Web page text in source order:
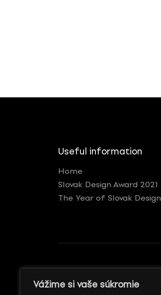
Vážime si vaše súkromie
Useful information
Home
Slovak Design Award 2021
The Year of Slovak Design
GENERÁLNY REKLAMNÝ